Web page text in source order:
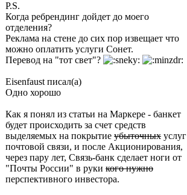
P.S.
Когда ребрендинг дойдет до моего
отделения?
Реклама на стене до сих пор извещает что
можно оплатить услуги Сонет.
Перевод на "тот свет"?
Eisenfaust писал(а)
Одно хорошо
Как я понял из статьи на Маркере - банкет
будет происходить за счет средств
выделяемых на покрытие убыточных услуг
почтовой связи, и после Акционирования,
через пару лет, Связь-банк сделает ноги от
"Почты России" в руки кого нужно
перспективного инвестора.